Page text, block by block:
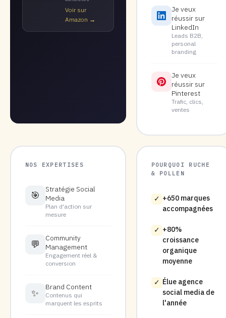
Voir sur
Amazon →
Je veux
réussir sur
LinkedIn
Leads B2B,
personal
branding
Je veux
réussir sur
Pinterest
Trafic, clics,
ventes
NOS EXPERTISES
🎯
Stratégie Social
Media
Plan d'action sur
mesure
💬
Community
Management
Engagement réel &
conversion
✨
Brand Content
Contenus qui
marquent les esprits
POURQUOI RUCHE
& POLLEN
✓ +650 marques
accompagnées
✓ +80%
croissance
organique
moyenne
✓ Élue agence
social media de
l'année